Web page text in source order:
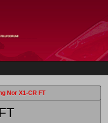
Nor X1-CR FT